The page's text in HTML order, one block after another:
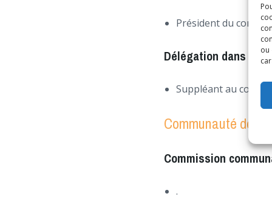
ou
Président du comité
Délégation dans les
Suppléant au conseil
Communauté de
Commission
.